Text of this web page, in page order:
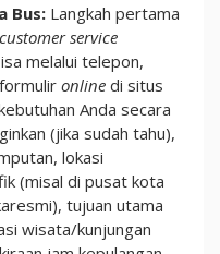
Bus: Langkah pertama
customer service
melalui telepon,
online di situs
Anda secara
(jika sudah tahu),
lokasi
(misal di pusat kota
tujuan utama
wisata/kunjungan